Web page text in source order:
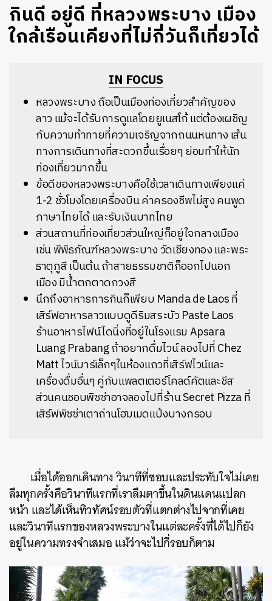
กินดี อยู่ดี ที่หลวงพระบาง เมือง
ใกล้เรือนเคียงที่ไม่กี่วันก็เที่ยวได้
IN FOCUS
หลวงพระบาง ถือเป็นเมืองท่องเที่ยวสำคัญของ
ลาว แม้จะได้รับการดูแลโดยยูเนสโก้ แต่ต้องเผชิญ
กับความท้าทายที่ความเจริญจากถนนหนทาง เส้น
ทางการเดินทางที่สะดวกขึ้นเรื่อยๆ ย่อมทำให้นัก
ท่องเที่ยวมากขึ้น
ข้อดีของหลวงพระบางคือใช้เวลาเดินทางเพียงแค่
1-2 ชั่วโมงโดยเครื่องบิน ค่าครองชีพไม่สูง คนพูด
ภาษาไทยได้ และรับเงินบาทไทย
ส่วนสถานที่ท่องเที่ยวส่วนใหญ่ก็อยู่ใจกลางเมือง
เช่น พิพิธภัณฑ์หลวงพระบาง วัดเชียงทอง และพระ
ธาตุภูสี เป็นต้น ถ้าสายธรรมชาติก็ออกไปนอก
เมือง มีน้ำตกตาดกวงสี
นึกถึงอาหารการกินก็เพียบ Manda de Laos ที่
เสิร์ฟอาหารลาวแบบดูดีริมสระบัว Paste Laos
ร้านอาหารไฟน์ไดนิ่งที่อยู่ในโรงแรม Apsara
Luang Prabang ถ้าอยากดื่มไวน์ ลองไปที่ Chez
Matt ไวน์บาร์เล็กๆในห้องแถวที่เสิร์ฟไวน์และ
เครื่องดื่มอื่นๆ คู่กับแพลตเตอร์โคลด์คัตและชีส
ส่วนคนชอบพิซซ่าอาจลองไปที่ร้าน Secret Pizza ที่
เสิร์ฟพิซซ่าเตาถ่านโฮมเมดแป้งบางกรอบ
เมื่อได้ออกเดินทาง วินาทีที่ชอบและประทับใจไม่เคย
ลืมทุกครั้งคือวินาทีแรกที่เราลืมตาขึ้นในดินแดนแปลก
หน้า และได้เห็นทิวทัศน์รอบตัวที่แตกต่างไปจากที่เคย
และวินาทีแรกของหลวงพระบางในแต่ละครั้งที่ได้ไปก็ยัง
อยู่ในความทรงจำเสมอ แม้ว่าจะไปกี่รอบก็ตาม